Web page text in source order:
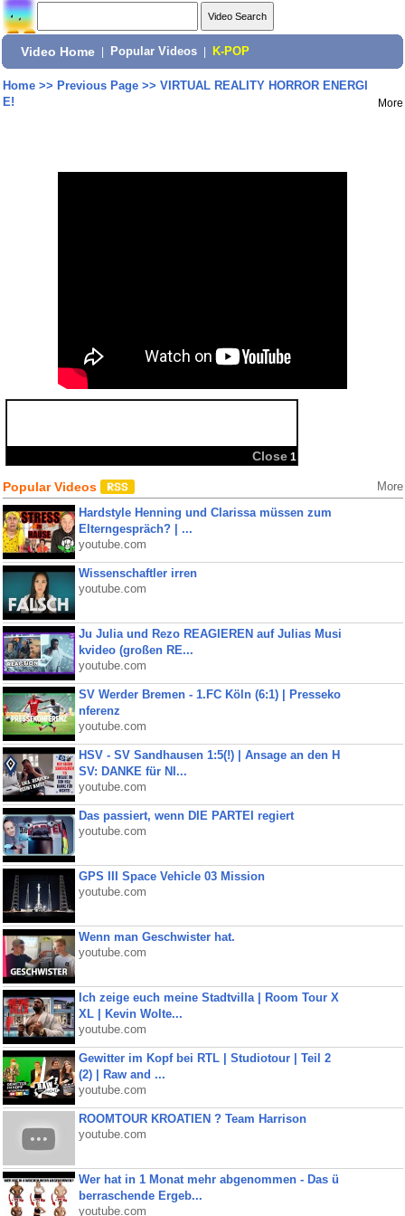
Video Home Popular Videos K-POP
Home>> Previous Page>> VIRTUAL REALITY HORROR ENERGI
E!
More
Share:
Popular Videos More
Hardstyle Henning und Clarissa müssen zum
Elterngespräch? | ...
youtube.com
Wissenschaftler irren
youtube.com
Ju Julia und Rezo REAGIEREN auf Julias Musi
kvideo (großen RE...
youtube.com
SV Werder Bremen - 1.FC Köln (6:1) | Presseko
nferenz
youtube.com
HSV - SV Sandhausen 1:5(!) | Ansage an den H
SV: DANKE für NI...
youtube.com
Das passiert, wenn DIE PARTEI regiert
youtube.com
GPS III Space Vehicle 03 Mission
youtube.com
Wenn man Geschwister hat.
youtube.com
Ich zeige euch meine Stadtvilla | Room Tour X
XL | Kevin Wolte...
youtube.com
Gewitter im Kopf bei RTL | Studiotour | Teil 2
(2) | Raw and ...
youtube.com
ROOMTOUR KROATIEN ? Team Harrison
youtube.com
Wer hat in 1 Monat mehr abgenommen - Das ü
berraschende Ergeb...
youtube.com